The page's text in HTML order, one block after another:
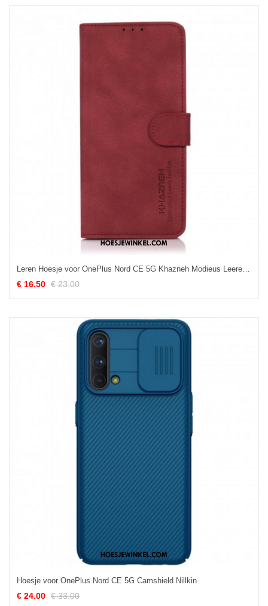
Leren Hoesje voor OnePlus Nord CE 5G Khazneh Modieus Leereffect
€ 16.50 € 23.00
Hoesje voor OnePlus Nord CE 5G Camshield Nillkin
€ 24.00 € 33.00